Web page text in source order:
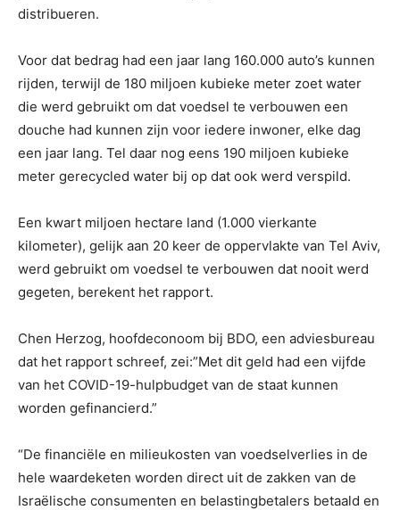
distribueren.
Voor dat bedrag had een jaar lang 160.000 auto’s kunnen
rijden, terwijl de 180 miljoen kubieke meter zoet water
die werd gebruikt om dat voedsel te verbouwen een
douche had kunnen zijn voor iedere inwoner, elke dag
een jaar lang. Tel daar nog eens 190 miljoen kubieke
meter gerecycled water bij op dat ook werd verspild.
Een kwart miljoen hectare land (1.000 vierkante
kilometer), gelijk aan 20 keer de oppervlakte van Tel Aviv,
werd gebruikt om voedsel te verbouwen dat nooit werd
gegeten, berekent het rapport.
Chen Herzog, hoofdeconoom bij BDO, een adviesbureau
dat het rapport schreef, zei:”Met dit geld had een vijfde
van het COVID-19-hulpbudget van de staat kunnen
worden gefinancierd.”
“De financiële en milieukosten van voedselverlies in de
hele waardeketen worden direct uit de zakken van de
Israëlische consumenten en belastingbetalers betaald en